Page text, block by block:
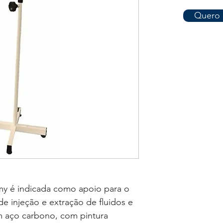
é indicada como apoio para o
injeção e extração de fluidos e
aço carbono, com pintura
Quero